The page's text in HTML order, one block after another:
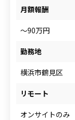
月額報酬
～90万円
勤務地
横浜市鶴見区
リモート
オンサイトのみ